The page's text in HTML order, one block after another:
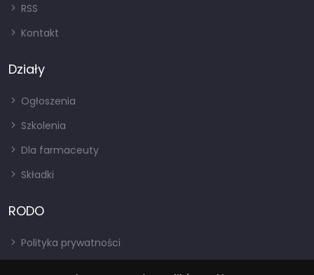
RSS
Kontakt
Działy
Ogłoszenia
Szkolenia
Dla farmaceuty
Składki
RODO
Polityka prywatności